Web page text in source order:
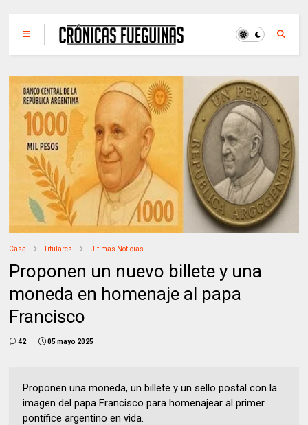
Casa Titulares Ultimas Noticias
Proponen un nuevo billete y una
moneda en homenaje al papa
Francisco
42 05 mayo 2025
Proponen una moneda, un billete y un sello postal con la
imagen del papa Francisco para homenajear al primer
pontífice argentino en vida.